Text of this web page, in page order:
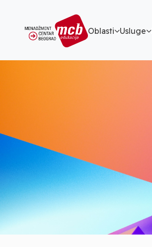
Oblasti Usluge